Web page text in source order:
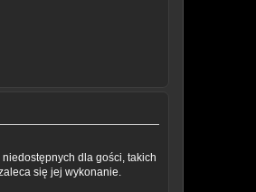
dla gości, takich
się jej wykonanie.